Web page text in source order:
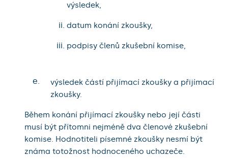
výsledek,
datum konání zkoušky,
podpisy členů zkušební komise,
e.
výsledek částí přijímací zkoušky a přijímací
zkoušky.
Během konání přijímací zkoušky nebo její části
musí být přítomni nejméně dva členové zkušební
komise. Hodnotiteli písemné zkoušky nesmí být
známa totožnost hodnoceného uchazeče.